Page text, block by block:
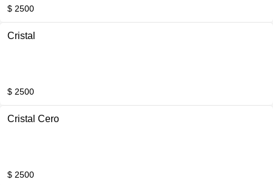
$ 2500
Cristal
$ 2500
Cristal Cero
$ 2500